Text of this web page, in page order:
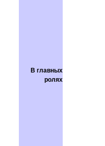
В главных
ролях